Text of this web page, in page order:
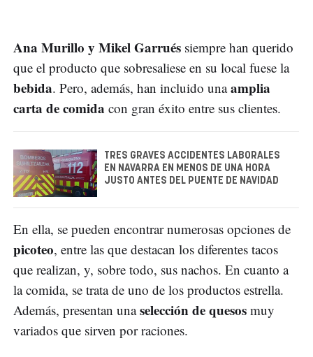
Ana Murillo y Mikel Garrués siempre han querido
que el producto que sobresaliese en su local fuese la
bebida. Pero, además, han incluido unaamplia
carta de comida con gran éxito entre sus clientes.
TRES GRAVES ACCIDENTES LABORALES
EN NAVARRA EN MENOS DE UNA HORA
JUSTO ANTES DEL PUENTE DE NAVIDAD
En ella, se pueden encontrar numerosas opciones de
picoteo, entre las que destacan los diferentes tacos
que realizan, y, sobre todo, sus nachos. En cuanto a
la comida, se trata de uno de los productos estrella.
Además, presentan unaselección de quesos muy
variados que sirven por raciones.